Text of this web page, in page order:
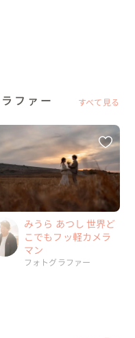
ファー すべて見る
みうら あつし 世界ど
こでもフッ軽カメラ
マン
フォトグラファー